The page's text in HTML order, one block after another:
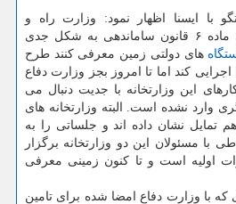
با ایسنا اظهار نمود: وزارت راه و
شهرسازی در جهت اجرای ماده ۶ قانون ساماندهی به شكل جدی
های دولتی زمین معرفی كنند طرح
كند اما تا امروز بجز وزارت دفاع
این وزارتخانه با جدیت دنبال می
وارد نشده است. البته وزارتخانه های
نشان داده اند و جلساتی را به
مسئولان این دو وزارتخانه برگزار
اولیه است و تا كنون زمینی معرفی
كه با وزارت دفاع امضا شده برای تامین